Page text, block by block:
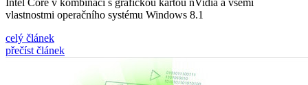
vlastnostmi operačního systému Windows 8.1
celý článek
přečíst článek